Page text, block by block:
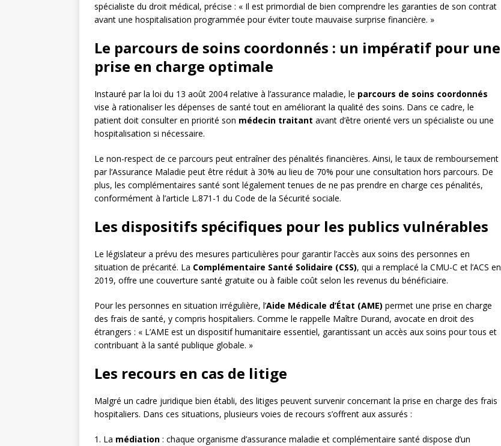
spécialiste du droit médical, précise : « Il est primordial de bien comprendre les garanties de son contrat
avant une hospitalisation programmée pour éviter toute mauvaise surprise financière. »
Le parcours de soins coordonnés : un impératif pour une
prise en charge optimale
Instauré par la loi du 13 août 2004 relative à l’assurance maladie, le parcours de soins coordonnés
vise à rationaliser les dépenses de santé tout en améliorant la qualité des soins. Dans ce cadre, le
patient doit consulter en priorité son médecin traitant avant d’être orienté vers un spécialiste ou une
hospitalisation si nécessaire.
Le non-respect de ce parcours peut entraîner des pénalités financières. Ainsi, le taux de remboursement
par l’Assurance Maladie peut être réduit à 30% au lieu de 70% pour une consultation hors parcours. De
plus, les complémentaires santé sont légalement tenues de ne pas prendre en charge ces pénalités,
conformément à l’article L.871-1 du Code de la Sécurité sociale.
Les dispositifs spécifiques pour les publics vulnérables
Le législateur a prévu des mesures particulières pour garantir l’accès aux soins des personnes en
situation de précarité. La Complémentaire Santé Solidaire (CSS), qui a remplacé la CMU-C et l’ACS en
2019, offre une couverture santé gratuite ou à faible coût selon les revenus du bénéficiaire.
Pour les personnes en situation irrégulière, l’Aide Médicale d’État (AME) permet une prise en charge
des frais de santé, y compris hospitaliers. Comme le rappelle Maître Durand, avocate en droit des
étrangers : « L’AME est un dispositif humanitaire essentiel, garantissant un accès aux soins pour tous et
contribuant à la santé publique globale. »
Les recours en cas de litige
Malgré un cadre juridique bien établi, des litiges peuvent survenir concernant la prise en charge des frais
hospitaliers. Dans ces situations, plusieurs voies de recours s’offrent aux assurés :
1. La médiation : chaque organisme d’assurance maladie et complémentaire santé dispose d’un